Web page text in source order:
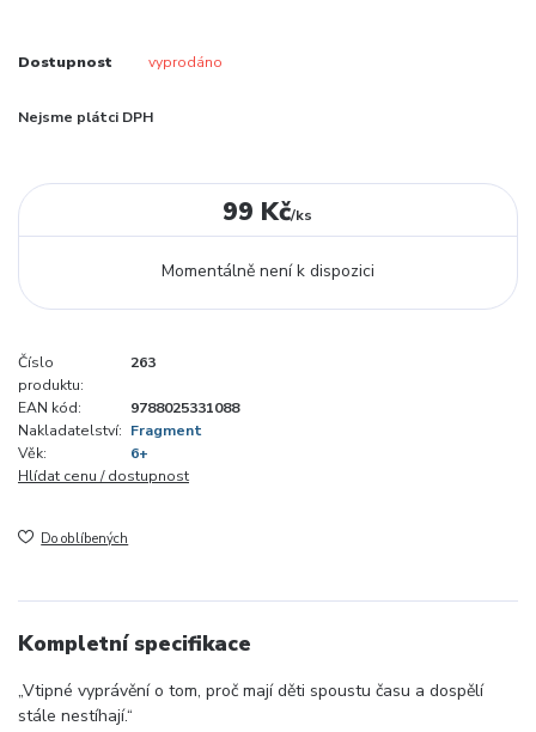
Dostupnost vyprodáno
Nejsme plátci DPH
99 Kč/ks
Momentálně není k dispozici
Číslo
produktu:
263
EAN kód:
9788025331088
Nakladatelství: Fragment
Věk:
6+
Hlídat cenu / dostupnost
Do oblíbených
Kompletní specifikace
Vtipné vyprávění o tom, proč mají děti spoustu času a dospělí
stále nestíhají.